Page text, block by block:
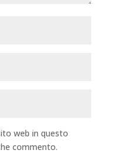
web in questo
commento.